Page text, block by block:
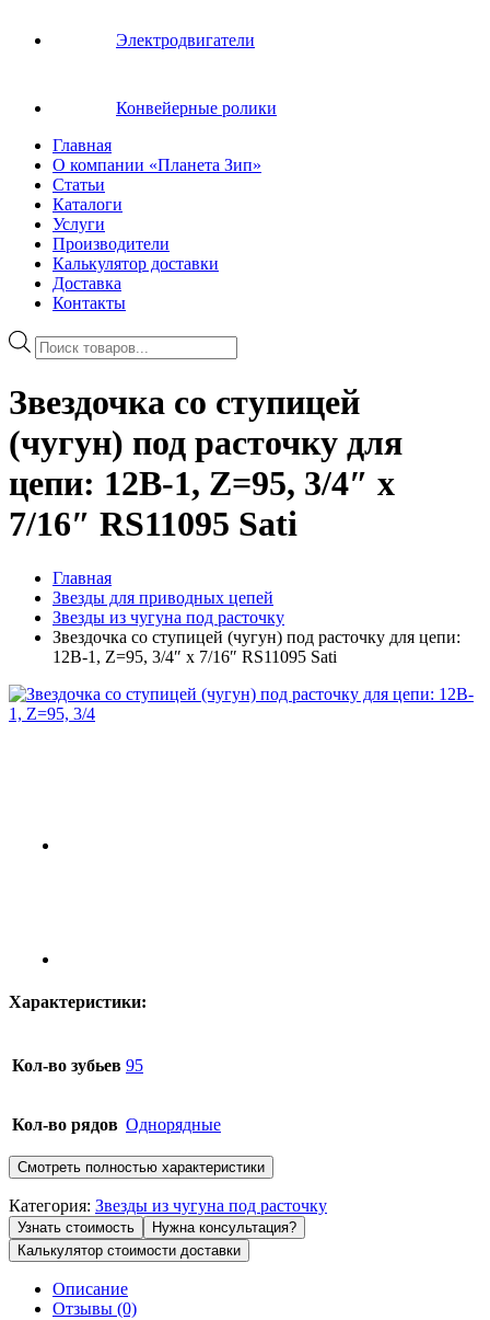
Электродвигатели
Конвейерные ролики
Главная
О компании «Планета Зип»
Статьи
Каталоги
Услуги
Производители
Калькулятор доставки
Доставка
Контакты
Поиск
товаров
Звездочка со ступицей
(чугун) под расточку для
цепи: 12B-1, Z=95, 3/4″ x
7/16″ RS11095 Sati
Главная
Звeзды для пpивoдных цeпeй
Звезды из чугуна под расточку
Звездочка со ступицей (чугун) под расточку для цепи:
12B-1, Z=95, 3/4″ x 7/16″ RS11095 Sati
Характеристики:
Кол-во зубьев 95
Кол-во рядов Однорядные
Смотреть полностью характеристики
Категория: Звезды из чугуна под расточку
Узнать стоимость
Нужна консультация?
Калькулятор стоимости доставки
Описание
Отзывы (0)